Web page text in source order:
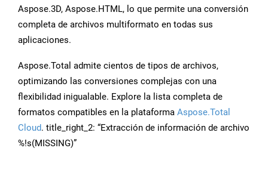
Aspose.3D, Aspose.HTML, lo que permite una conversión
completa de archivos multiformato en todas sus
aplicaciones.
Aspose.Total admite cientos de tipos de archivos,
optimizando las conversiones complejas con una
flexibilidad inigualable. Explore la lista completa de
formatos compatibles en la plataforma Aspose.Total
Cloud. title_right_2: “Extracción de información de archivo
%!s(MISSING)”